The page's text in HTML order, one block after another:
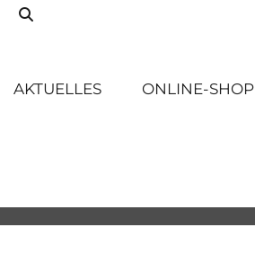
AKTUELLES ONLINE-SHOP